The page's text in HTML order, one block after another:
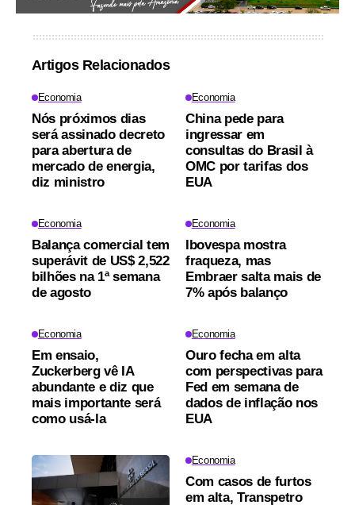
Artigos Relacionados
Economia
Nós próximos dias
será assinado decreto
para abertura de
mercado de energia,
diz ministro
Economia
China pede para
ingressar em
consultas do Brasil à
OMC por tarifas dos
EUA
Economia
Balança comercial tem
superávit de US$ 2,522
bilhões na 1ª semana
de agosto
Economia
Ibovespa mostra
fraqueza, mas
Embraer salta mais de
7% após balanço
Economia
Em ensaio,
Zuckerberg vê IA
abundante e diz que
mais importante será
como usá-la
Economia
Ouro fecha em alta
com perspectivas para
Fed em semana de
dados de inflação nos
EUA
Economia
Com casos de furtos
em alta, Transpetro